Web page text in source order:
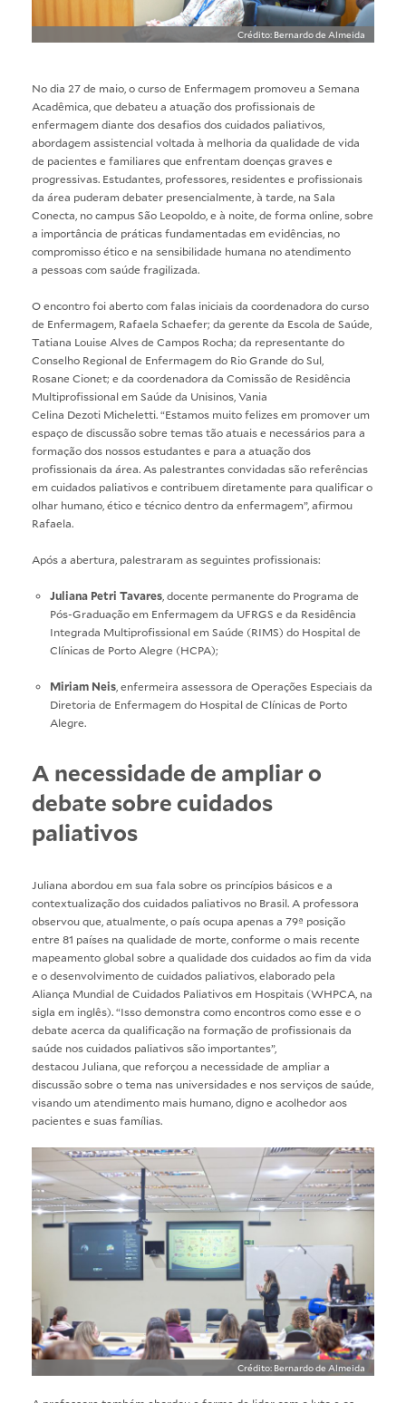
Crédito: Bernardo de Almeida
No dia 27 de maio, o curso de Enfermagem promoveu a Semana
Acadêmica, que debateu a atuação dos profissionais de
enfermagem diante dos desafios dos cuidados paliativos,
abordagem assistencial voltada à melhoria da qualidade de vida
de pacientes e familiares que enfrentam doenças graves e
progressivas. Estudantes, professores, residentes e profissionais
da área puderam debater presencialmente, à tarde, na Sala
Conecta, no campus São Leopoldo, e à noite, de forma online, sobre
a importância de práticas fundamentadas em evidências, no
compromisso ético e na sensibilidade humana no atendimento
a pessoas com saúde fragilizada.
O encontro foi aberto com falas iniciais da coordenadora do curso
de Enfermagem, Rafaela Schaefer; da gerente da Escola de Saúde,
Tatiana Louise Alves de Campos Rocha; da representante do
Conselho Regional de Enfermagem do Rio Grande do Sul,
Rosane Cionet; e da coordenadora da Comissão de Residência
Multiprofissional em Saúde da Unisinos, Vania
Celina Dezoti Micheletti. “Estamos muito felizes em promover um
espaço de discussão sobre temas tão atuais e necessários para a
formação dos nossos estudantes e para a atuação dos
profissionais da área. As palestrantes convidadas são referências
em cuidados paliativos e contribuem diretamente para qualificar o
olhar humano, ético e técnico dentro da enfermagem”, afirmou
Rafaela.
Após a abertura, palestraram as seguintes profissionais:
Juliana Petri Tavares , docente permanente do Programa de
Pós-Graduação em Enfermagem da UFRGS e da Residência
Integrada Multiprofissional em Saúde (RIMS) do Hospital de
Clínicas de Porto Alegre (HCPA);
Miriam Neis , enfermeira assessora de Operações Especiais da
Diretoria de Enfermagem do Hospital de Clínicas de Porto
Alegre.
A necessidade de ampliar o
debate sobre cuidados
paliativos
Juliana abordou em sua fala sobre os princípios básicos e a
contextualização dos cuidados paliativos no Brasil. A professora
observou que, atualmente, o país ocupa apenas a 79ª posição
entre 81 países na qualidade de morte, conforme o mais recente
mapeamento global sobre a qualidade dos cuidados ao fim da vida
e o desenvolvimento de cuidados paliativos, elaborado pela
Aliança Mundial de Cuidados Paliativos em Hospitais (WHPCA, na
sigla em inglês). “Isso demonstra como encontros como esse e o
debate acerca da qualificação na formação de profissionais da
saúde nos cuidados paliativos são importantes”,
destacou Juliana, que reforçou a necessidade de ampliar a
discussão sobre o tema nas universidades e nos serviços de saúde,
visando um atendimento mais humano, digno e acolhedor aos
pacientes e suas famílias.
Crédito: Bernardo de Almeida